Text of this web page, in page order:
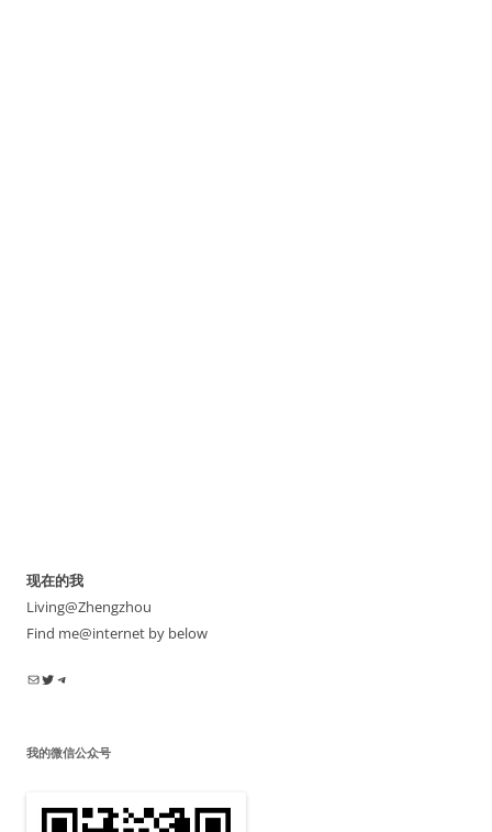
现在的我
Living@Zhengzhou
Find me@internet by below
电子邮件Twitter Telegram
我的微信公众号